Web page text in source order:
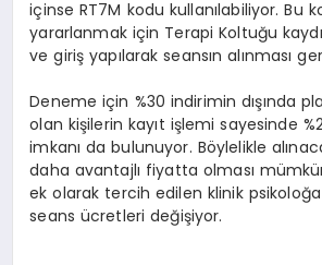
içinse RT7M kodu kullanılabiliyor. Bu
yararlanmak için Terapi Koltuğu
ve giriş yapılarak seansın alınması
Deneme için %30 indirimin dışında
olan kişilerin kayıt işlemi sayesinde
imkanı da bulunuyor. Böylelikle
daha avantajlı fiyatta olması
ek olarak tercih edilen klinik
seans ücretleri değişiyor.